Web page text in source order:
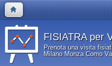
FISIATRA per
Prenota una visita
Milano Monza Como